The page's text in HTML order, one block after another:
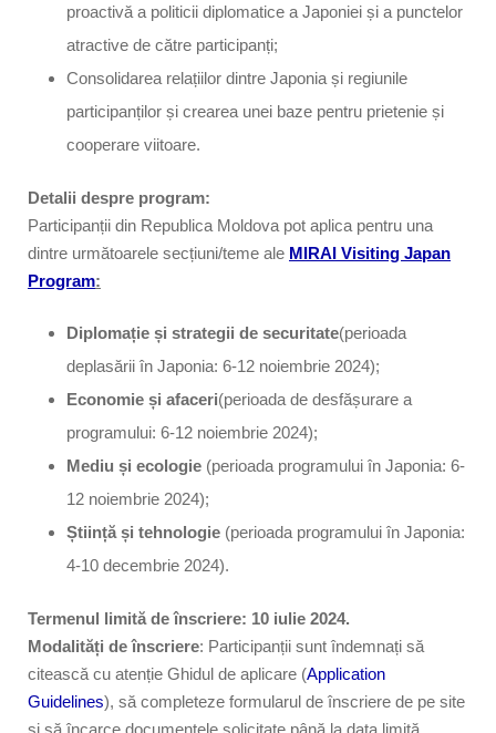
proactivă a politicii diplomatice a Japoniei și a punctelor
atractive de către participanți;
Consolidarea relațiilor dintre Japonia și regiunile
participanților și crearea unei baze pentru prietenie și
cooperare viitoare.
Detalii despre program:
Participanții din Republica Moldova pot aplica pentru una
dintre următoarele secțiuni/teme ale MIRAI Visiting Japan
Program:
Diplomație și strategii de securitate(perioada
deplasării în Japonia: 6-12 noiembrie 2024);
Economie și afaceri(perioada de desfășurare a
programului: 6-12 noiembrie 2024);
Mediu și ecologie (perioada programului în Japonia: 6-
12 noiembrie 2024);
Știință și tehnologie (perioada programului în Japonia:
4-10 decembrie 2024).
Termenul limită de înscriere: 10 iulie 2024.
Modalități de înscriere: Participanții sunt îndemnați să
citească cu atenție Ghidul de aplicare (Application
Guidelines), să completeze formularul de înscriere de pe site
și să încarce documentele solicitate până la data limită